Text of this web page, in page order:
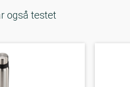
også testet